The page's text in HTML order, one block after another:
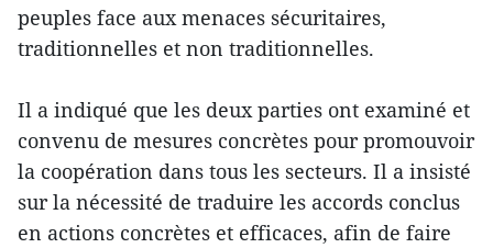
peuples face aux menaces sécuritaires,
traditionnelles et non traditionnelles.
Il a indiqué que les deux parties ont examiné et
convenu de mesures concrètes pour promouvoir
la coopération dans tous les secteurs. Il a insisté
sur la nécessité de traduire les accords conclus
en actions concrètes et efficaces, afin de faire